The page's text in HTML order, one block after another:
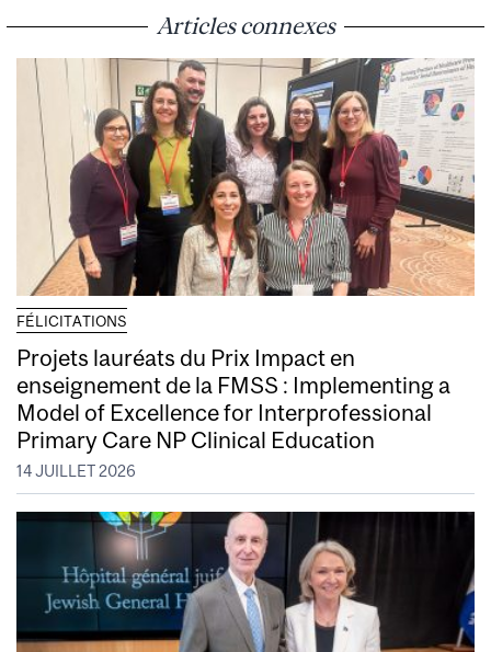
Articles connexes
FÉLICITATIONS
Projets lauréats du Prix Impact en
enseignement de la FMSS : Implementing a
Model of Excellence for Interprofessional
Primary Care NP Clinical Education
14 JUILLET 2026